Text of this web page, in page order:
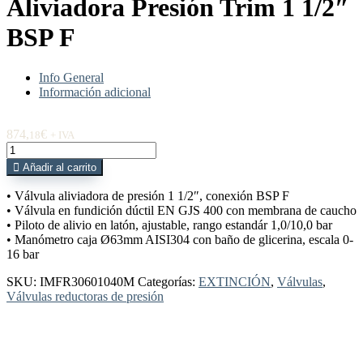
Aliviadora Presión Trim 1 1/2″
BSP F
Info General
Información adicional
874, 18€ + IVA
IMFR30601040M
Válvula
Aliviadora
Presión
Trim
1
1/2"
BSP
cantidad
Añadir al carrito
• Válvula aliviadora de presión 1 1/2″, conexión BSP F
• Válvula en fundición dúctil EN GJS 400 con membrana de caucho
• Piloto de alivio en latón, ajustable, rango estandár 1,0/10,0 bar
• Manómetro caja Ø63mm AISI304 con baño de glicerina, escala 0-
16 bar
SKU: IMFR30601040M Categorías: EXTINCIÓN, Válvulas,
Válvulas reductoras de presión